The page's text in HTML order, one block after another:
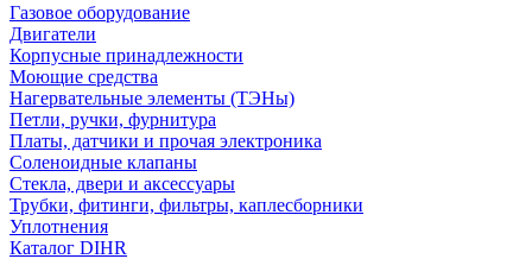
Газовое оборудование
Двигатели
Корпусные принадлежности
Моющие средства
Нагервательные элементы (ТЭНы)
Петли, ручки, фурнитура
Платы, датчики и прочая электроника
Соленоидные клапаны
Стекла, двери и аксессуары
Трубки, фитинги, фильтры, каплесборники
Уплотнения
Каталог DIHR